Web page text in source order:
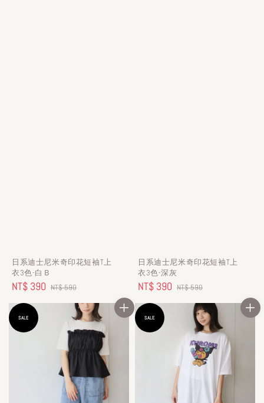
日系迪士尼米奇印花短袖T上
衣3色-白Ｂ
Sale
price
NT$ 390 Regular
price
NT$ 590
日系迪士尼米奇印花短袖T上
衣3色-深灰
Sale
price
NT$ 390 Regular
price
NT$ 590
SALE SALE